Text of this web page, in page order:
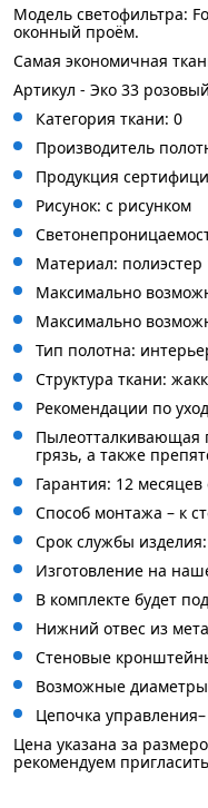
Модель светофильтра:
оконный проём.
Самая экономичная
Артикул - Эко 33 розовый
Категория ткани: 0
Производитель
Продукция
Рисунок: с рисунком
Материал: полиэстер
Максимально
Максимально
Тип полотна:
Структура ткани:
Рекомендации по
Пылеотталкивающая
грязь, а также
Гарантия: 12
Способ монтажа – к
Срок службы
Изготовление на
В комплекте будет
Нижний отвес из
Стеновые
Возможные
Цепочка
Цена указана за
рекомендуем